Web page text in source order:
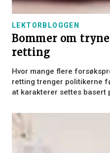
LEKTORBLOGGEN
Bommer om
retting
Hvor mange flere
retting trenger politikerne
at karakterer settes basert